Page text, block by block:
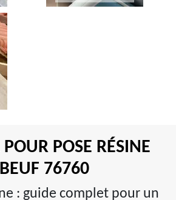
POSE RÉSINE
76760
: guide complet pour un